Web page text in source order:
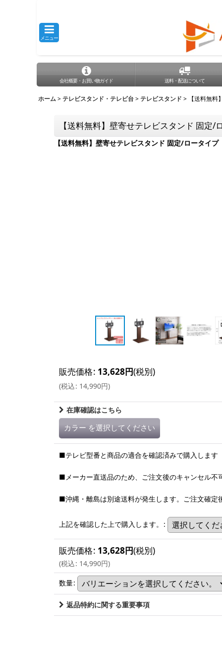
メニュー
会社概要・お買い物ガイド 送料・配送について
ホーム >テレビスタンド・テレビ台 >テレビスタンド > 【送料無
【送料無料】壁寄せテレビスタンド 固定
【送料無料】壁寄せテレビスタンド 固定/ロータイ
販売価格: 13,628円(税別)
(税込: 14,990円)
在庫確認はこちら
カラー を選択してください
■テレビ型番と商品の適合を確認済みで購入します
■メーカー直送品のため、ご注文後のキャンセル不
■沖縄・離島は別途送料が発生します。ご注文確定
上記を確認した上で購入します。 :
販売価格: 13,628円(税別)
(税込: 14,990円)
数量:
返品特約に関する重要事項